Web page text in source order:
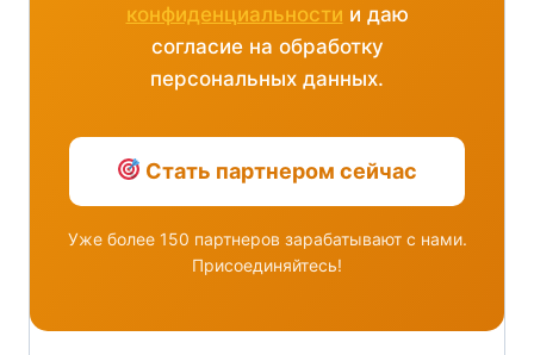
конфиденциальности и даю
согласие на обработку
персональных данных.
Стать партнером сейчас
Уже более 150 партнеров зарабатывают с нами.
Присоединяйтесь!